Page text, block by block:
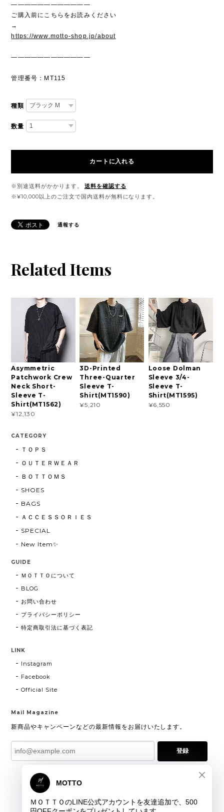
————————————
ご購入前にこちらをお読みください
→
https://www.motto-shop.jp/about
————————————
管理番号：MT115
種類
数量
カートに入れる
※別途送料がかかります。
送料を確認する
※¥10,000以上のご注文で国内送料が無料になります。
通報する
Related Items
Asymmetric
Patchwork Crew
Neck Short-
Sleeve T-
Shirt(MT1562)
¥12,130
3D-Printed
Three-Quarter
Sleeve T-
Shirt(MT1590)
¥5,210
Loose Dolman
Sleeve 3/4-
Sleeve T-
Shirt(MT1595)
¥6,550
CATEGORY
ＴＯＰＳ
ＯＵＴＥＲＷＥＡＲ
ＢＯＴＴＯＭＳ
SHOES
BAGS
ＡＣＣＥＳＳＯＲＩＥＳ
SPECIAL
New Item✨
GUIDE
ＭＯＴＴＯについて
BLOG
お問い合わせ
プライバシーポリシー
特定商取引法に基づく表記
LINK
Instagram
Facebook
Official Site
Mail Magazine
新商品やキャンペーンなどの最新情報をお届けいたします。
登録